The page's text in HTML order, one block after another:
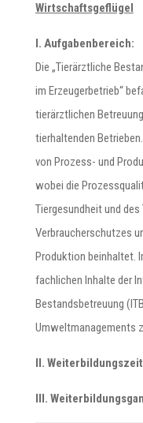
Wirtschaftsgeflügel
I. Aufgabenbereich:
Die „Tierärztliche
im Erzeugerbetrieb“
tierärztlichen
tierhaltenden
von Prozess- und
wobei die
Tiergesundheit und
Verbraucherschutzes
Produktion beinhaltet.
fachlichen Inhalte der
Bestandsbetreuung
Umweltmanagements
II.
III.